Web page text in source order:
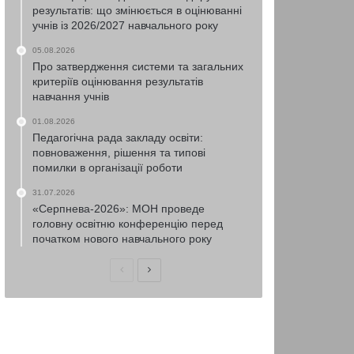
результатів: що змінюється в оцінюванні
учнів із 2026/2027 навчального року
05.08.2026
Про затвердження системи та загальних
критеріїв оцінювання результатів
навчання учнів
01.08.2026
Педагогічна рада закладу освіти:
повноваження, рішення та типові
помилки в організації роботи
31.07.2026
«Серпнева-2026»: МОН проведе
головну освітню конференцію перед
початком нового навчального року
ПопередняНаступна